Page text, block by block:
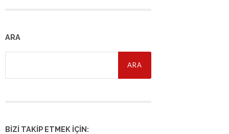
ARA
BIZI TAKIP ETMEK İÇIN: